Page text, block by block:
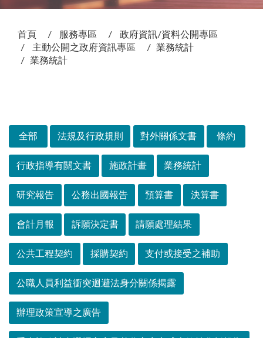
首頁 服務專區
政府資訊/資料公開專區
主動公開之政府資訊專區
業務統計
業務統計
全部 法規及行政規則 對外關係文書 條約
行政指導有關文書 施政計畫 業務統計
研究報告 公務出國報告 預算書 決算書
會計月報 訴願決定書 請願處理結果
公共工程契約 採購契約 支付或接受之補助
公職人員利益衝突迴避法身分關係揭露
辦理政策宣導之廣告